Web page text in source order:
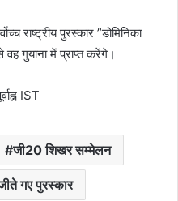
राष्ट्रीय पुरस्कार ”डोमिनिका
गुयाना में प्राप्त करेंगे।
IST
जी20 शिखर सम्मेलन
जीते गए पुरस्कार